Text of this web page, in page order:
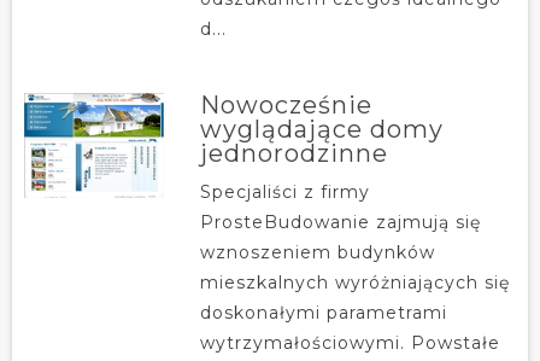
d...
Nowocześnie
wyglądające domy
jednorodzinne
Specjaliści z firmy
ProsteBudowanie zajmują się
wznoszeniem budynków
mieszkalnych wyróżniających się
doskonałymi parametrami
wytrzymałościowymi. Powstałe